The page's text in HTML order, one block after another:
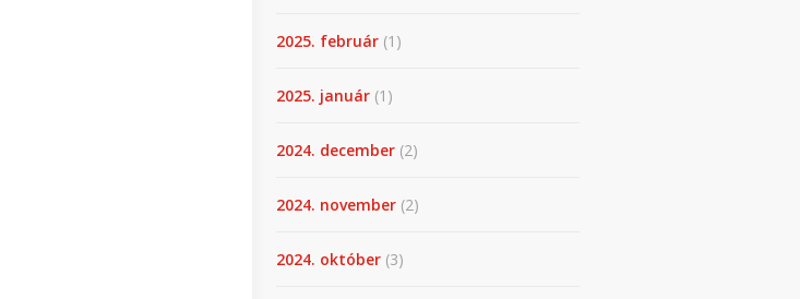
2025. február (1)
2025. január (1)
2024. december (2)
2024. november (2)
2024. október (3)